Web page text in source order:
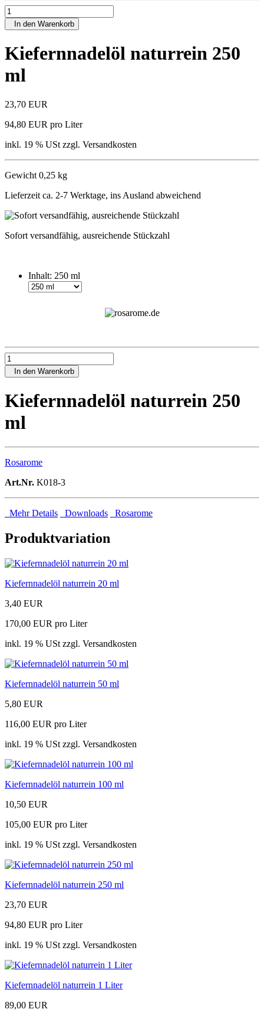
In den Warenkorb
Kiefernnadelöl naturrein 250
ml
23,70 EUR
94,80 EUR pro Liter
inkl. 19 % USt zzgl. Versandkosten
Gewicht 0,25 kg
Lieferzeit ca. 2-7 Werktage, ins Ausland abweichend
Sofort versandfähig, ausreichende Stückzahl
Inhalt: 250 ml
In den Warenkorb
Kiefernnadelöl naturrein 250
ml
Rosarome
Art.Nr. K018-3
Mehr Details Downloads Rosarome
Produktvariation
Kiefernnadelöl naturrein 20 ml
3,40 EUR
170,00 EUR pro Liter
inkl. 19 % USt zzgl. Versandkosten
Kiefernnadelöl naturrein 50 ml
5,80 EUR
116,00 EUR pro Liter
inkl. 19 % USt zzgl. Versandkosten
Kiefernnadelöl naturrein 100 ml
10,50 EUR
105,00 EUR pro Liter
inkl. 19 % USt zzgl. Versandkosten
Kiefernnadelöl naturrein 250 ml
23,70 EUR
94,80 EUR pro Liter
inkl. 19 % USt zzgl. Versandkosten
Kiefernnadelöl naturrein 1 Liter
89,00 EUR